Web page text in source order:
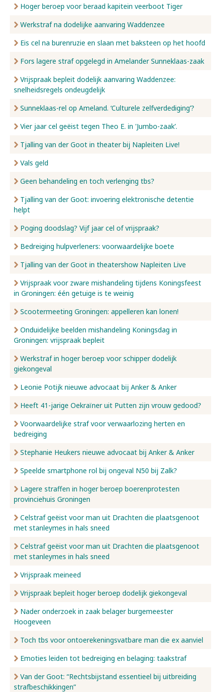
Hoger beroep voor beraad kapitein veerboot Tiger
Werkstraf na dodelijke aanvaring Waddenzee
Eis cel na burenruzie en slaan met baksteen op het hoofd
Fors lagere straf opgelegd in Amelander Sunneklaas-zaak
Vrijspraak bepleit dodelijk aanvaring Waddenzee:
snelheidsregels ondeugdelijk
Sunneklaas-rel op Ameland. ‘Culturele zelfverdediging’?
Vier jaar cel geëist tegen Theo E. in 'Jumbo-zaak’.
Tjalling van der Goot in theater bij Napleiten Live!
Vals geld
Geen behandeling en toch verlenging tbs?
Tjalling van der Goot: invoering elektronische detentie
helpt
Poging doodslag? Vijf jaar cel of vrijspraak?
Bedreiging hulpverleners: voorwaardelijke boete
Tjalling van der Goot in theatershow Napleiten Live
Vrijspraak voor zware mishandeling tijdens Koningsfeest
in Groningen: één getuige is te weinig
Scootermeeting Groningen: appelleren kan lonen!
Onduidelijke beelden mishandeling Koningsdag in
Groningen: vrijspraak bepleit
Werkstraf in hoger beroep voor schipper dodelijk
giekongeval
Leonie Potijk nieuwe advocaat bij Anker & Anker
Heeft 41-jarige Oekraïner uit Putten zijn vrouw gedood?
Voorwaardelijke straf voor verwaarlozing herten en
bedreiging
Stephanie Heukers nieuwe advocaat bij Anker & Anker
Speelde smartphone rol bij ongeval N50 bij Zalk?
Lagere straffen in hoger beroep boerenprotesten
provinciehuis Groningen
Celstraf geëist voor man uit Drachten die plaatsgenoot
met stanleymes in hals sneed
Celstraf geëist voor man uit Drachten die plaatsgenoot
met stanleymes in hals sneed
Vrijspraak meineed
Vrijspraak bepleit hoger beroep dodelijk giekongeval
Nader onderzoek in zaak belager burgemeester
Hoogeveen
Toch tbs voor ontoerekeningsvatbare man die ex aanviel
Emoties leiden tot bedreiging en belaging: taakstraf
Van der Goot: “Rechtsbijstand essentieel bij uitbreiding
strafbeschikkingen”